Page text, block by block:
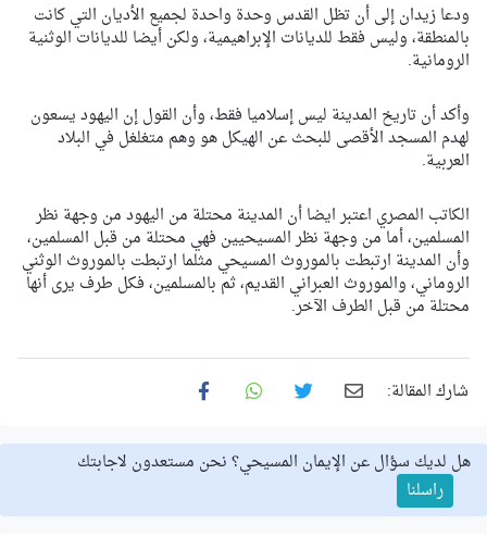
ودعا زيدان إلى أن تظل القدس وحدة واحدة لجميع الأديان التي كانت
بالمنطقة، وليس فقط للديانات الإبراهيمية، ولكن أيضا للديانات الوثنية
الرومانية.
وأكد أن تاريخ المدينة ليس إسلاميا فقط، وأن القول إن اليهود يسعون
لهدم المسجد الأقصى للبحث عن الهيكل هو وهم متغلغل في البلاد
العربية.
الكاتب المصري اعتبر ايضا أن المدينة محتلة من اليهود من وجهة نظر
المسلمين، أما من وجهة نظر المسيحيين فهي محتلة من قبل المسلمين،
وأن المدينة ارتبطت بالموروث المسيحي مثلما ارتبطت بالموروث الوثني
الروماني، والموروث العبراني القديم، ثم بالمسلمين، فكل طرف يرى أنها
محتلة من قبل الطرف الآخر.
شارك المقالة:
هل لديك سؤال عن الإيمان المسيحي؟ نحن مستعدون لاجابتك
راسلنا